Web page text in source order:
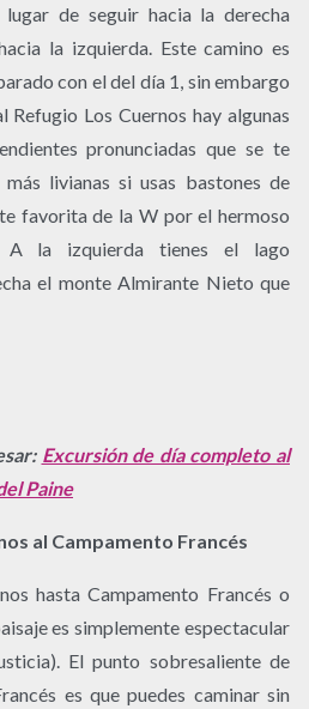
de seguir hacia la derecha
la izquierda. Este camino es
con el del día 1, sin embargo
Refugio Los Cuernos hay algunas
pronunciadas que se te
livianas si usas bastones de
favorita de la W por el hermoso
A la izquierda tienes el lago
el monte Almirante Nieto que
Excursión de día completo al
Paine
al Campamento Francés
hasta Campamento Francés o
es simplemente espectacular
El punto sobresaliente de
es que puedes caminar sin